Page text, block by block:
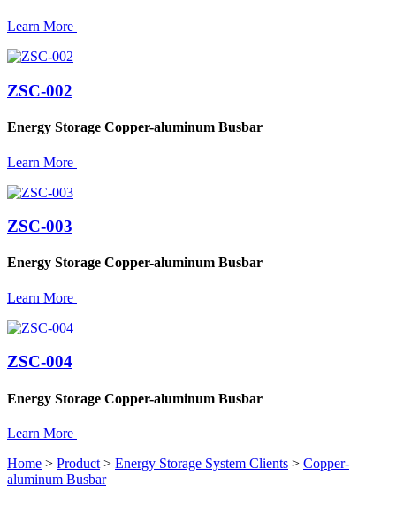
Learn More
ZSC-002
Energy Storage Copper-aluminum Busbar
Learn More
ZSC-003
Energy Storage Copper-aluminum Busbar
Learn More
ZSC-004
Energy Storage Copper-aluminum Busbar
Learn More
Home > Product > Energy Storage System Clients > Copper-
aluminum Busbar